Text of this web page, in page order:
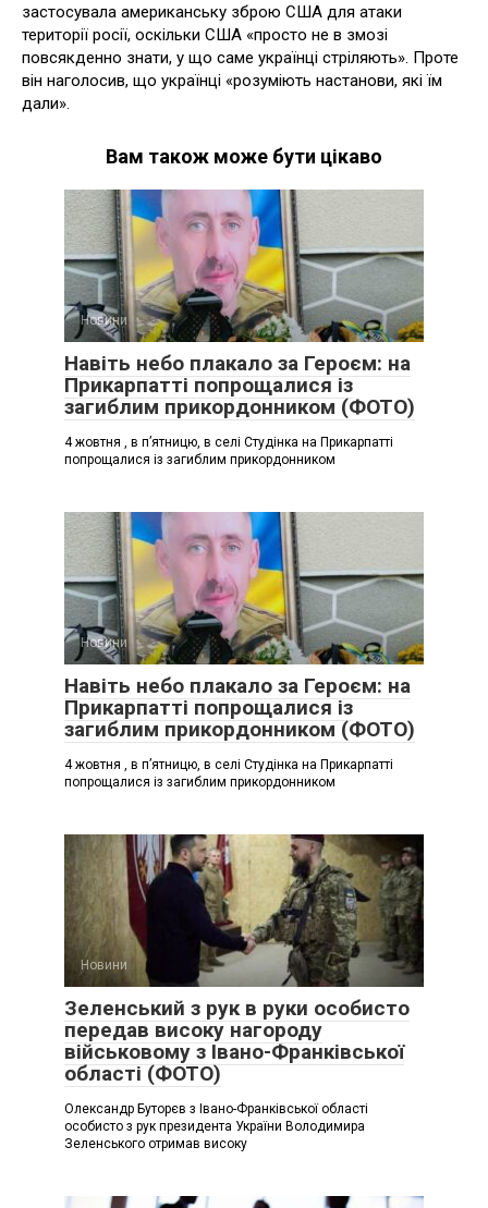
застосувала американську зброю США для атаки
території росії, оскільки США «просто не в змозі
повсякденно знати, у що саме українці стріляють». Проте
він наголосив, що українці «розуміють настанови, які їм
дали».
Вам також може бути цікаво
Новини
Навіть небо плакало за Героєм: на
Прикарпатті попрощалися із
загиблим прикордонником (ФОТО)
4 жовтня , в п’ятницю, в селі Студінка на Прикарпатті
попрощалися із загиблим прикордонником
Новини
Навіть небо плакало за Героєм: на
Прикарпатті попрощалися із
загиблим прикордонником (ФОТО)
4 жовтня , в п’ятницю, в селі Студінка на Прикарпатті
попрощалися із загиблим прикордонником
Новини
Зеленський з рук в руки особисто
передав високу нагороду
військовому з Івано-Франківської
області (ФОТО)
Олександр Буторєв з Івано-Франківської області
особисто з рук президента України Володимира
Зеленського отримав високу